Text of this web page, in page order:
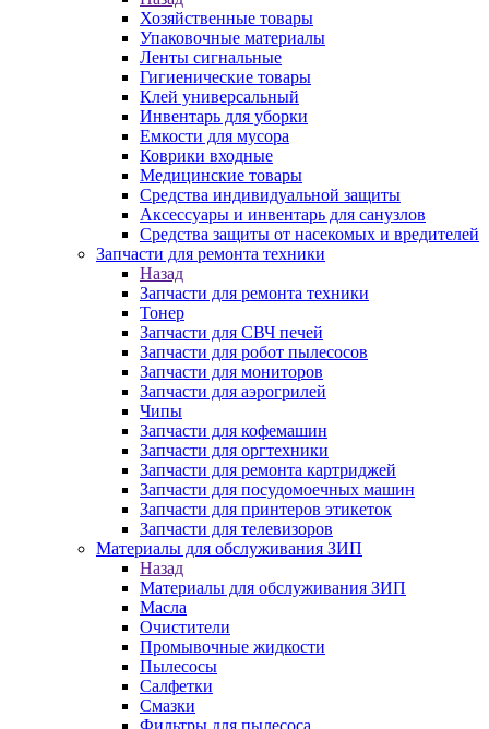
Хозяйственные товары
Упаковочные материалы
Ленты сигнальные
Гигиенические товары
Клей универсальный
Инвентарь для уборки
Емкости для мусора
Коврики входные
Медицинские товары
Средства индивидуальной защиты
Аксессуары и инвентарь для санузлов
Средства защиты от насекомых и вредителей
Запчасти для ремонта техники
Назад
Запчасти для ремонта техники
Тонер
Запчасти для СВЧ печей
Запчасти для робот пылесосов
Запчасти для мониторов
Запчасти для аэрогрилей
Чипы
Запчасти для кофемашин
Запчасти для оргтехники
Запчасти для ремонта картриджей
Запчасти для посудомоечных машин
Запчасти для принтеров этикеток
Запчасти для телевизоров
Материалы для обслуживания ЗИП
Назад
Материалы для обслуживания ЗИП
Масла
Очистители
Промывочные жидкости
Пылесосы
Салфетки
Смазки
Фильтры для пылесоса